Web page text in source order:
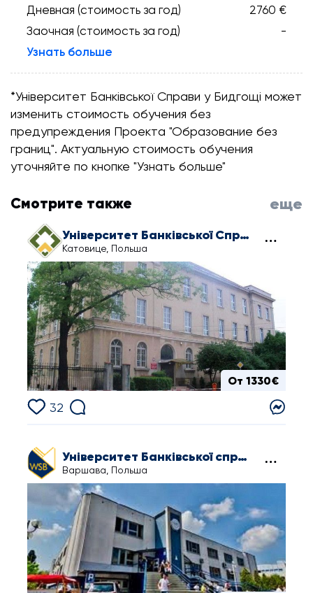
Дневная (стоимость за год)
2760 €
Заочная (стоимость за год)
-
Узнать больше
*Університет Банківської Справи у Бидгощі может
изменить стоимость обучения без
предупреждения Проекта "Образование без
границ". Актуальную стоимость обучения
уточняйте по кнопке "Узнать больше"
Смотрите также еще
Університет Банківської Справи у Катовіце
Катовице, Польша
От 1330€
32
Університет Банківської справи у Варшаві
Варшава, Польша